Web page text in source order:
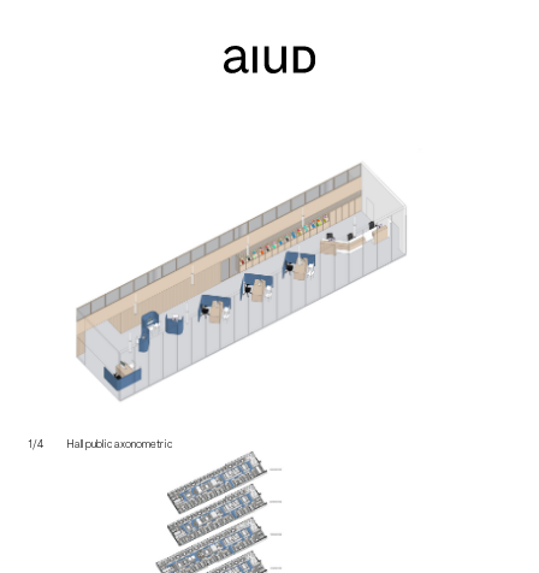
1/4 Hall public axonometric